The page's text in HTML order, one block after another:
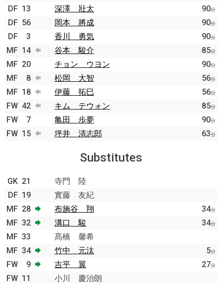
DF 13 深澤 壯太 90分
DF 56 岡本 將成 90分
DF 3 香川 勇気 90分
MF 14 谷本 駿介 85分
MF 20 チョン ウヨン 90分
MF 8 松岡 大智 56分
MF 18 伊藤 拓巳 56分
FW 42 キム テウォン 85分
FW 7 亀田 歩夢 90分
FW 15 坪井 清志郎 63分
Substitutes
GK 21
寺門 陸
DF 19
實藤 友紀
MF 28 布施谷 翔 34分
MF 32 溝口 駿 34分
MF 33
髙橋 馨希
MF 34 竹中 元汰 5分
FW 9 吉平 翼 27分
FW 11
小川 慶治朗